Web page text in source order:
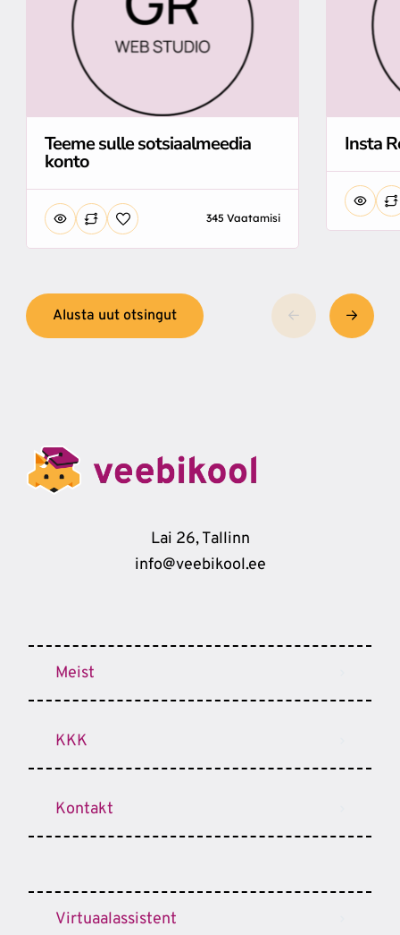
Teeme sulle sotsiaalmeedia
konto
345 Vaatamisi
Insta
Alusta uut otsingut
Lai 26, Tallinn
info@veebikool.ee
Meist
KKK
Kontakt
Virtuaalassistent